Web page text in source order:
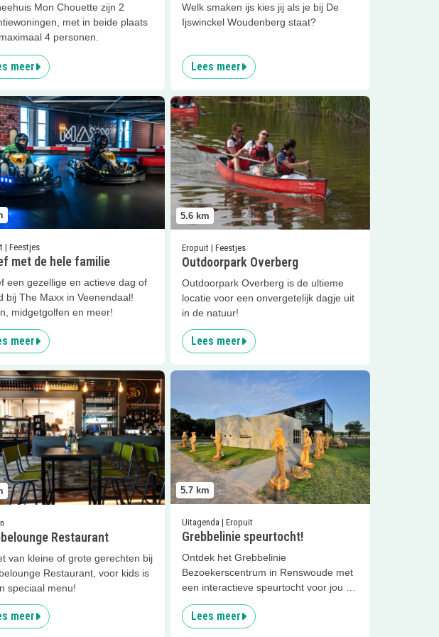
Mon Chouette zijn 2
met in beide plaats
4 personen.
meer
Welk smaken ijs kies jij als je bij De
Ijswinckel Woudenberg staat?
Lees meer
| Feestjes
met de hele familie
een gezellige en actieve dag of
bij The Maxx in Veenendaal!
midgetgolfen en meer!
meer
Actief met de hele familie
5.6 km
Eropuit | Feestjes
Outdoorpark Overberg
Outdoorpark Overberg is de ultieme
locatie voor een onvergetelijk dagje uit
in de natuur!
Lees meer
Lees meer Outdoorpark Overberg
Restaurant
van kleine of grote gerechten bij
Restaurant, voor kids is
speciaal menu!
meer
Grebbelounge Restaurant
5.7 km
Uitagenda | Eropuit
Grebbelinie speurtocht!
Ontdek het Grebbelinie
Bezoekerscentrum in Renswoude met
een interactieve speurtocht voor jou en
de kids
Lees meer
Lees meer Grebbelinie speurtocht!